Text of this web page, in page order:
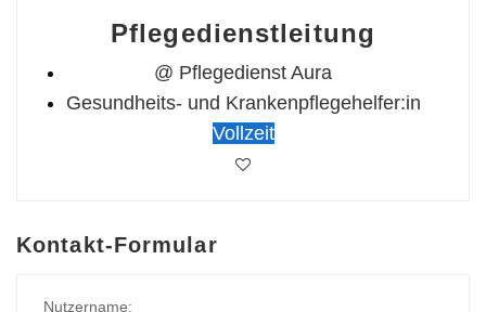
Pflegedienstleitung
@ Pflegedienst Aura
Gesundheits- und Krankenpflegehelfer:in
Vollzeit
Kontakt-Formular
Nutzername: